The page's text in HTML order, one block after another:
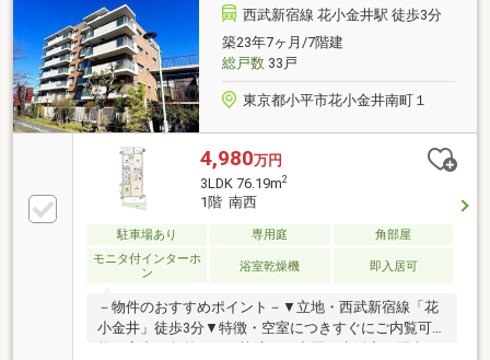
友 花小金井店 約480ｍ・セブンイレブン 小平花小
金井駅南口店 約530ｍ・小平合同庁舎 約300ｍ【備
考】■総戸数32戸には事務所10戸・店舗4戸が含まれま
す
西武新宿線 花小金井駅 徒歩3分
築23年7ヶ月/7階建
総戸数33戸
東京都小平市花小金井南町１
4,980万円
3LDK 76.19m2
1階 南西
駐車場あり 専用庭
角部屋
モニタ付インターホ
ン
浴室乾燥機 即入居可
－物件のおすすめポイント－▼立地・西武新宿線「花
小金井」徒歩3分▼特徴・空室につきすぐにご内覧可